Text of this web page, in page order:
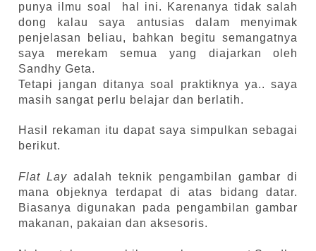
punya ilmu soal
hal ini. Karenanya tidak salah
dong kalau saya antusias dalam menyimak
penjelasan beliau, bahkan begitu semangatnya
saya merekam semua yang diajarkan oleh
Sandhy Geta.
Tetapi jangan ditanya soal praktiknya ya.. saya
masih sangat perlu belajar dan berlatih.
Hasil rekaman itu dapat saya simpulkan sebagai
berikut.
Flat Layadalah teknik pengambilan gambar di
mana objeknya terdapat di atas bidang datar.
Biasanya digunakan pada pengambilan gambar
makanan, pakaian dan aksesoris.